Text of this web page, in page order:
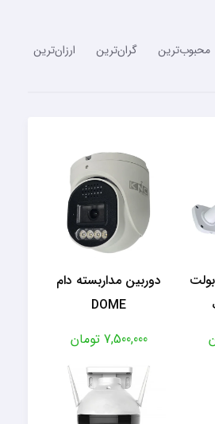
محبوب‌ترین گران‌ترین ارزان‌ترین
دوربین مداربسته دام
DOME
7,500,000 تومان